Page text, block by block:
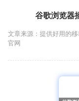
谷歌浏览器
文章来源： 提供好用的移
官网